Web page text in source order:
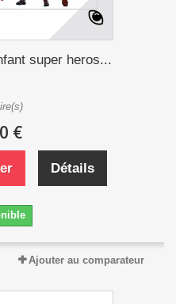
super heros...
€
Détails
Ajouter au comparateur